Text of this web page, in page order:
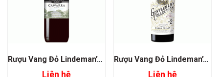
Rượu Vang Đỏ Lindeman’s Cawarra Merlot South Eastern
Liên hệ
Rượu Vang Đỏ Lindeman’s gentleman’s Collection Blend
Liên hệ